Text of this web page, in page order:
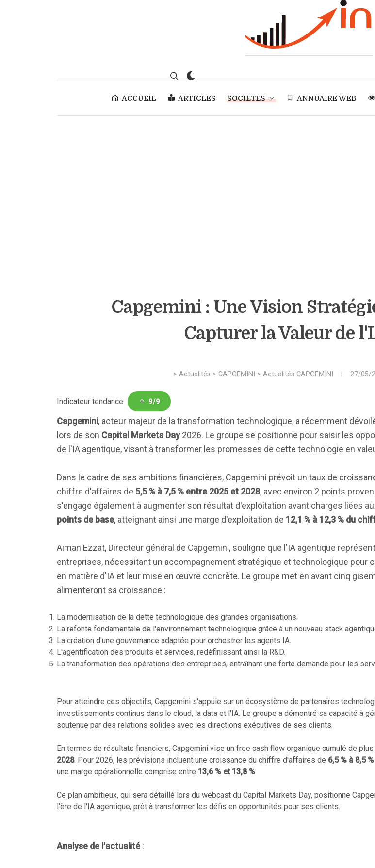
ACCUEIL ARTICLES SOCIETES ANNUAIRE WEB
Capgemini : Une Vision
Capturer la Valeur de
> Actualités > CAPGEMINI > Actualités CAPGEMINI 27/05/
Indicateur tendance 9/9
Capgemini, acteur majeur de la transformation technologique, a récemment
lors de son Capital Markets Day2026. Le groupe se positionne pour saisir les
de l'IA agentique, visant à transformer les promesses de cette technologie en
Dans le cadre de ses ambitions financières, Capgemini prévoit un taux de
chiffre d'affaires de 5,5 % à 7,5 % entre 2025 et 2028, avec environ 2 points
s'engage également à augmenter son résultat d'exploitation avant charges liées
points de base, atteignant ainsi une marge d'exploitation de 12,1 % à 12,3 % du
Aiman Ezzat, Directeur général de Capgemini, souligne que l'IA agentique
entreprises, nécessitant un accompagnement stratégique et technologique pour
en matière d'IA et leur mise en œuvre concrète. Le groupe met en avant cinq
alimenteront sa croissance :
La modernisation de la dette technologique des grandes organisations.
La refonte fondamentale de l'environnement technologique grâce à un nouveau stack
La création d'une gouvernance adaptée pour orchestrer les agents IA.
L'agentification des produits et services, redéfinissant ainsi la R&D.
La transformation des opérations des entreprises, entraînant une forte demande pour les
Pour atteindre ces objectifs, Capgemini s'appuie sur un écosystème de partenaires
investissements continus dans le cloud, la data et l'IA. Le groupe a démontré sa capacité à
soutenue par des relations solides avec les directions exécutives de ses clients.
En termes de résultats financiers, Capgemini vise un free cash flow organique cumulé de plus
2028. Pour 2026, les prévisions incluent une croissance du chiffre d'affaires de 6,5 % à 8,5
une marge opérationnelle comprise entre 13,6 % et 13,8 %.
Ce plan ambitieux, qui sera détaillé lors du webcast du Capital Markets Day, positionne
l'ère de l'IA agentique, prêt à transformer les défis en opportunités pour ses clients.
Analyse de l'actualité :